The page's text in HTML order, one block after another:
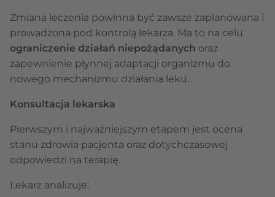
Zmiana leczenia powinna być zawsze zaplanowana i
prowadzona pod kontrolą lekarza. Ma to na celu
ograniczenie działań niepożądanych oraz
zapewnienie płynnej adaptacji organizmu do
nowego mechanizmu działania leku.
Konsultacja lekarska
Pierwszym i najważniejszym etapem jest ocena
stanu zdrowia pacjenta oraz dotychczasowej
odpowiedzi na terapię.
Lekarz analizuje: